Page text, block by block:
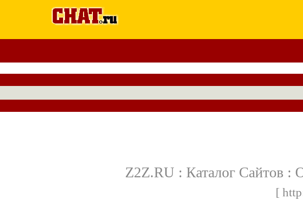
Z2Z.RU : Каталог Сайтов :
[